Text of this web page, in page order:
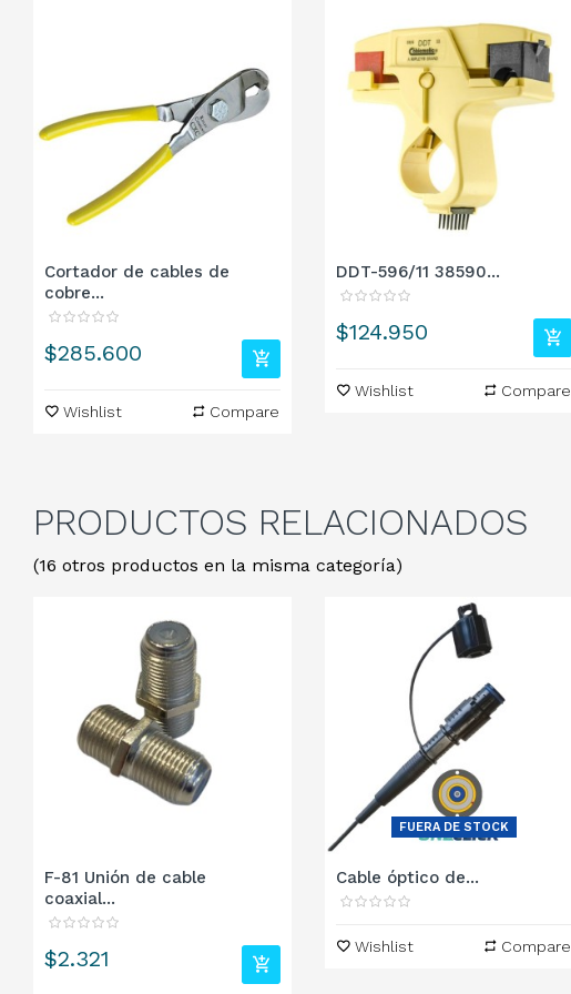
Cortador de cables de
cobre...
Precio
$285.600
Wishlist Compare
DDT-596/11 38590...
Precio
$124.950
Wishlist Compare
PRODUCTOS RELACIONADOS
(16 otros productos en la misma categoría)
F-81 Unión de cable
coaxial...
Precio
$2.321
FUERA DE STOCK
Cable óptico de...
Wishlist Compare